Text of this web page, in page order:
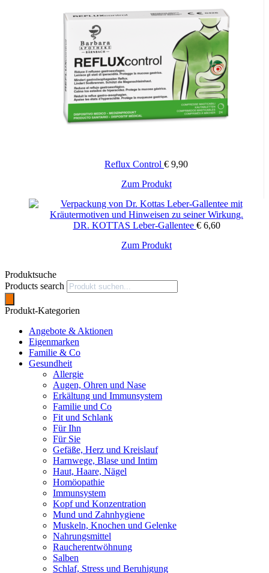
Reflux Control € 9,90
Zum Produkt
DR. KOTTAS Leber-Gallentee €6,60
Zum Produkt
Produktsuche
Products search
Produkt-Kategorien
Angebote & Aktionen
Eigenmarken
Familie & Co
Gesundheit
Allergie
Augen, Ohren und Nase
Erkältung und Immunsystem
Familie und Co
Fit und Schlank
Für Ihn
Für Sie
Gefäße, Herz und Kreislauf
Harnwege, Blase und Intim
Haut, Haare, Nägel
Homöopathie
Immunsystem
Kopf und Konzentration
Mund und Zahnhygiene
Muskeln, Knochen und Gelenke
Nahrungsmittel
Raucherentwöhnung
Salben
Schlaf, Stress und Beruhigung